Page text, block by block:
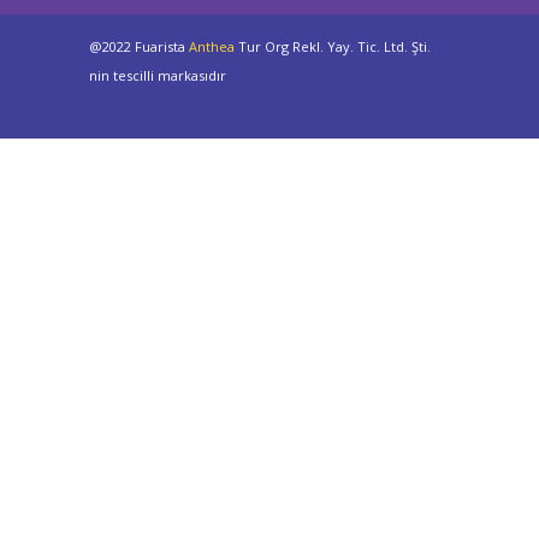
@2022 Fuarista Anthea Tur Org Rekl. Yay. Tic. Ltd. Şti.
nin tescilli markasıdır